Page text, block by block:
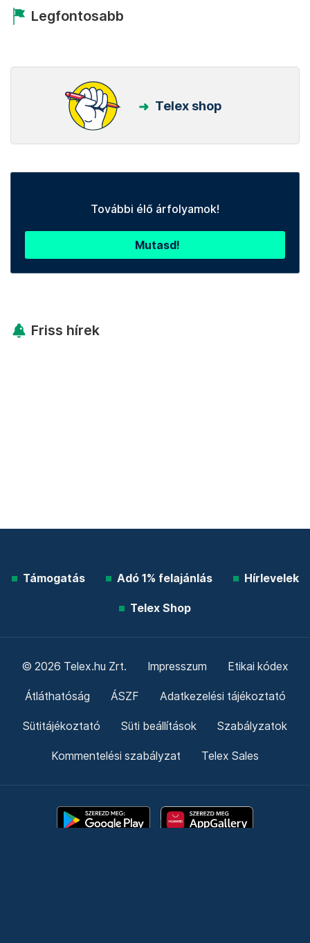
Legfontosabb
Telex shop
További élő árfolyamok!
Mutasd!
Friss hírek
Támogatás Adó 1% felajánlás Hírlevelek
Telex Shop
© 2026 Telex.hu Zrt. Impresszum Etikai kódex
Átláthatóság ÁSZF Adatkezelési tájékoztató
Sütitájékoztató Süti beállítások Szabályzatok
Kommentelési szabályzat Telex Sales